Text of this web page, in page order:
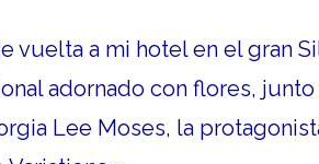
vuelta a mi hotel en el gran
adornado con flores,
Lee Moses, la